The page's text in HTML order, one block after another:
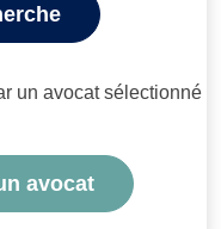
un avocat sélectionné
avocat